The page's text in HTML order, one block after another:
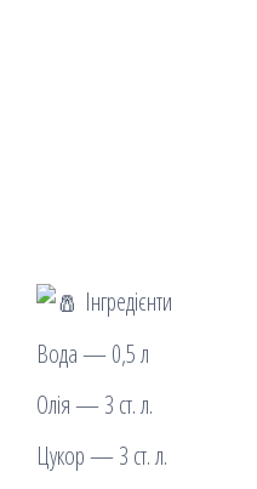
Інгредієнти
Вода — 0,5 л
Олія — 3 ст. л.
Цукор — 3 ст. л.